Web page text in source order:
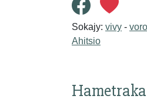
Sokajy: vivy -
Ahitsio